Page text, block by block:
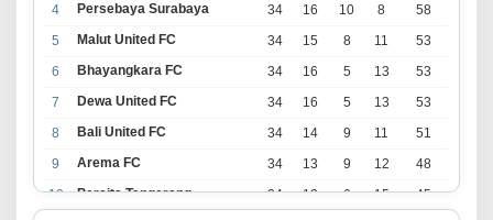
4
Persebaya Surabaya 34 16 10 8
58
5
Malut United FC 34 15 8 11
53
6
Bhayangkara FC 34 16 5 13
53
7
Dewa United FC 34 16 5 13
53
8
Bali United FC 34 14 9 11
51
9
Arema FC 34 13 9 12
48
10
Persita Tangerang 34 13 6 15
45